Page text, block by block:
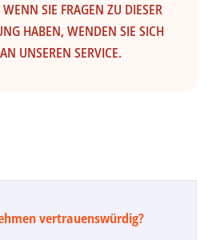
SIE FRAGEN ZU DIESER
HABEN, WENDEN SIE SICH
UNSEREN SERVICE.
vertrauenswürdig?